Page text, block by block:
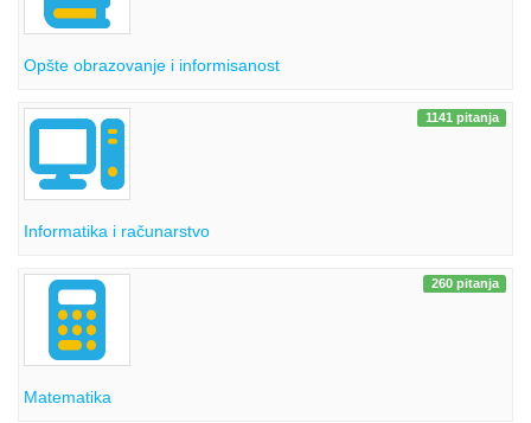
Opšte obrazovanje i informisanost
1141 pitanja
Informatika i računarstvo
260 pitanja
Matematika